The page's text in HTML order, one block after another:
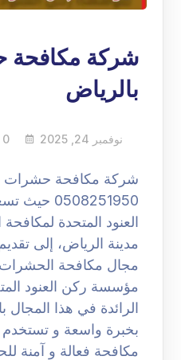
شركة
بالرياض
نوفمبر 24, 2025 0 Comments
شركة مكافحة حشرات
العنود المتحدة
مدينة الرياض، إلى
مجال مكافحة الحشرات
مؤسسة ركن العنود
الرائدة في هذا المجال
بخبرة واسعة و
مكافحة فعالة و آمنة